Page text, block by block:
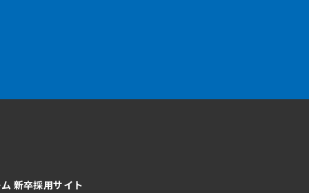
新卒採用サイト